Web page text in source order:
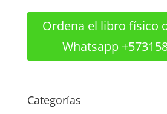
Ordena el libro físico
Whatsapp
Categorías